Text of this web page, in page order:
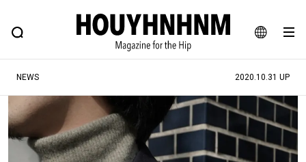
JA
EN
FEATURE BLOG SNAP
ヒップなファッション、カルチャー、ライフスタイルWEBマガジン
#注目のタグ
#SHOPPING ADDICT #憧れの逸品
NEWS 2020.10.31 UP